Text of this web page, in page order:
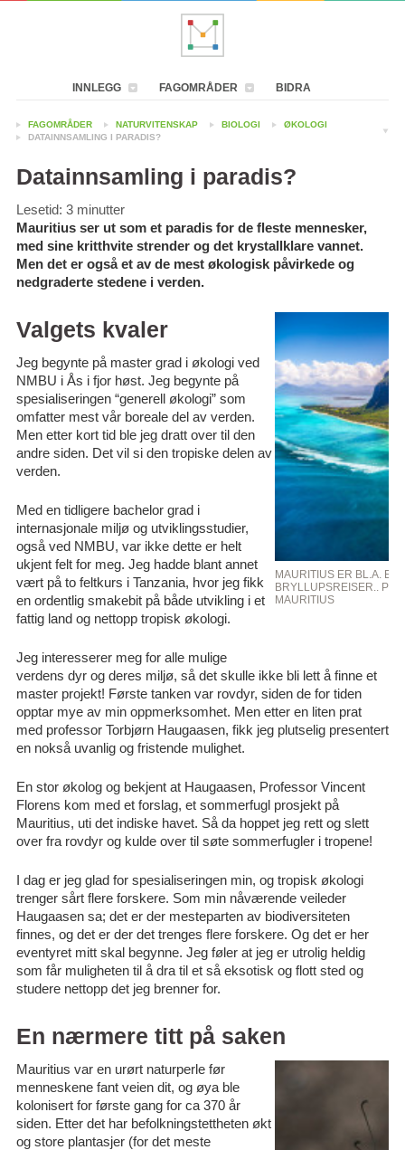
INNLEGG FAGOMRÅDER BIDRA
FAGOMRÅDER NATURVITENSKAP BIOLOGI
ØKOLOGI
DATAINNSAMLING I PARADIS?
Datainnsamling i paradis?
Lesetid: 3 minutter
Mauritius ser ut som et paradis for de fleste mennesker,
med sine kritthvite strender og det krystallklare vannet.
Men det er også et av de mest økologisk påvirkede og
nedgraderte stedene i verden.
MAURITIUS ER BL.A.
BRYLLUPSREISER..
MAURITIUS
Valgets kvaler
Jeg begynte på master grad i økologi ved
NMBU i Ås i fjor høst. Jeg begynte på
spesialiseringen “generell økologi” som
omfatter mest vår boreale del av verden.
Men etter kort tid ble jeg dratt over til den
andre siden. Det vil si den tropiske delen av
verden.
Med en tidligere bachelor grad i
internasjonale miljø og utviklingsstudier,
også ved NMBU, var ikke dette er helt
ukjent felt for meg. Jeg hadde blant annet
vært på to feltkurs i Tanzania, hvor jeg fikk
en ordentlig smakebit på både utvikling i et
fattig land og nettopp tropisk økologi.
Jeg interesserer meg for alle mulige
verdens dyr og deres miljø, så det skulle ikke bli lett å finne et
master projekt! Første tanken var rovdyr, siden de for tiden
opptar mye av min oppmerksomhet. Men etter en liten prat
med professor Torbjørn Haugaasen, fikk jeg plutselig presentert
en nokså uvanlig og fristende mulighet.
En stor økolog og bekjent at Haugaasen, Professor Vincent
Florens kom med et forslag, et sommerfugl prosjekt på
Mauritius, uti det indiske havet. Så da hoppet jeg rett og slett
over fra rovdyr og kulde over til søte sommerfugler i tropene!
I dag er jeg glad for spesialiseringen min, og tropisk økologi
trenger sårt flere forskere. Som min nåværende veileder
Haugaasen sa; det er der mesteparten av biodiversiteten
finnes, og det er der det trenges flere forskere. Og det er her
eventyret mitt skal begynne. Jeg føler at jeg er utrolig heldig
som får muligheten til å dra til et så eksotisk og flott sted og
studere nettopp det jeg brenner for.
En nærmere titt på saken
Mauritius var en urørt naturperle før
menneskene fant veien dit, og øya ble
kolonisert for første gang for ca 370 år
siden. Etter det har befolkningstettheten økt
og store plantasjer (for det meste